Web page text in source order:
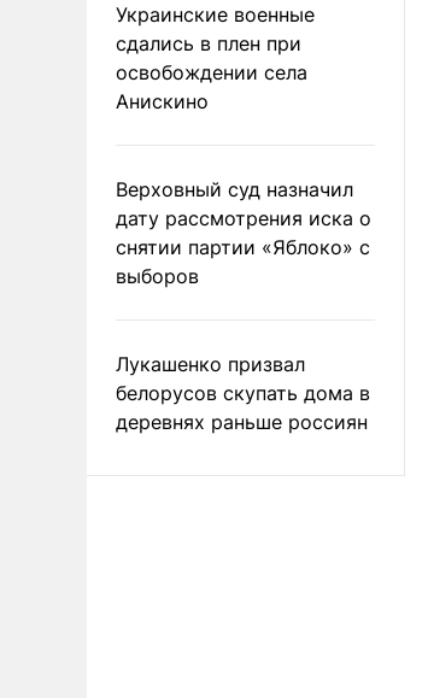
Украинские военные
сдались в плен при
освобождении села
Анискино
Верховный суд назначил
дату рассмотрения иска о
снятии партии «Яблоко» с
выборов
Лукашенко призвал
белорусов скупать дома в
деревнях раньше россиян